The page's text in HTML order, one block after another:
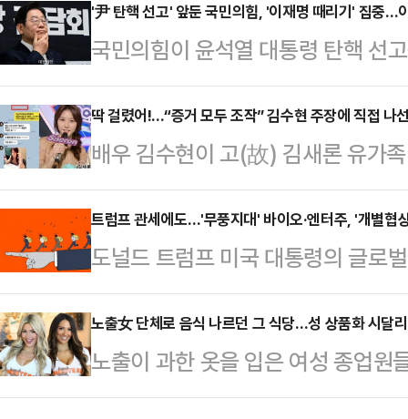
개헌에 착수하겠다고 국민과 약속
인용 시에는 '60일 초단기 대선'이
큼 집권여당의 바람처럼 개헌을 적
나오고 있다.3일 정치권에 따르면
전 출범한 국민의힘 헌법개정특별
통령 탄핵…
'尹 탄핵 선고' 앞둔 국민의힘, '이재명 때리기' 집중…
국민의힘이 윤석열 대통령 탄핵 선
대표 비판 공세를 최고조로 끌어올
겠단 메시지를 내지 않은 이 대표야
국민에게 알리겠다는 것이다. 아울
스크'까지 재부각시켜 "이재명 만큼
도도 깔려 있다.권영세 국민의힘
대책위원회의에서 "이재명 대표는
는 것'이라며 사실상 불복…
딱 걸렸어!...“증거 모두 조작” 김수현 주장에 직접 나
배우 김수현이 고(故) 김새론 유가
주장하자 누리꾼들이 조작이 아님
김수현은 서울 마포구 스탠포드호
년자였던 시절에는 교제하지 않았
헤어지게 됐다”고 말했다.이어 김
가족이 공개했던 사진, 영상, 카카
강조했다.이에 가세연 측은 기자회
화를 디지털 포렌식…
트럼프 관세에도…'무풍지대' 바이오·엔터주, '개별협
도널드 트럼프 미국 대통령의 글로
자심리가 악화되고 있는 가운데 투
산주 및 무풍지대로 주목받는 바이
한국거래소에 따르면 한화에어로
(5.12%) 상승한 69만7000원에 거
노출女 단체로 음식 나르던 그 식당…성 상품화 시달
노출이 과한 옷을 입은 여성 종업원
국의 캐주얼 다이닝 브랜드 '후터스